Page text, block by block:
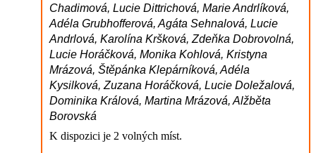
Chadimová, Lucie Dittrichová, Marie Andrlíková,
Adéla Grubhofferová, Agáta Sehnalová, Lucie
Andrlová, Karolína Kršková, Zdeňka Dobrovolná,
Lucie Horáčková, Monika Kohlová, Kristyna
Mrázová, Štěpánka Klepárníková, Adéla
Kysilková, Zuzana Horáčková, Lucie Doležalová,
Dominika Králová, Martina Mrázová, Alžběta
Borovská
K dispozici je 2 volných míst.